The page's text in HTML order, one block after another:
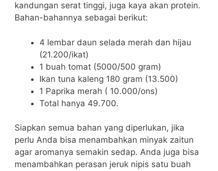
kandungan serat tinggi, juga kaya akan protein.
Bahan-bahannya sebagai berikut:
4 lembar daun selada merah dan hijau
(21.200/ikat)
1 buah tomat (5000/500 gram)
Ikan tuna kaleng 180 gram (13.500)
1 Paprika merah ( 10.000/ons)
Total hanya 49.700.
Siapkan semua bahan yang diperlukan, jika
perlu Anda bisa menambahkan minyak zaitun
agar aromanya semakin sedap. Anda juga bisa
menambahkan perasan jeruk nipis satu buah